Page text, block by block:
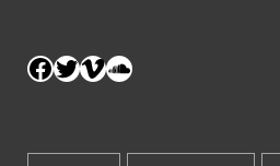
Facebook
Twitter
Vimeo
SoundCloud